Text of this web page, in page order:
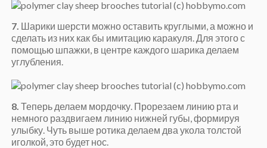
7. Шарики шерсти можно оставить круглыми, а можно и
сделать из них как бы имитацию каракуля. Для этого с
помощью шпажки, в центре каждого шарика делаем
углубления.
8. Теперь делаем мордочку. Прорезаем линию рта и
немного раздвигаем линию нижней губы, формируя
улыбку. Чуть выше ротика делаем два укола толстой
иголкой, это будет нос.